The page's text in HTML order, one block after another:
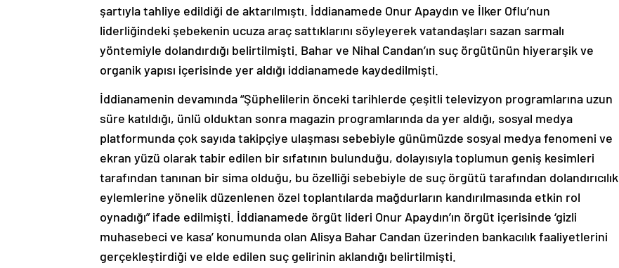
şartıyla tahliye edildiği de aktarılmıştı. İddianamede Onur Apaydın ve İlker Oflu’nun
liderliğindeki şebekenin ucuza araç sattıklarını söyleyerek vatandaşları sazan sarmalı
yöntemiyle dolandırdığı belirtilmişti. Bahar ve Nihal Candan’ın suç örgütünün hiyerarşik ve
organik yapısı içerisinde yer aldığı iddianamede kaydedilmişti.
İddianamenin devamında “Şüphelilerin önceki tarihlerde çeşitli televizyon programlarına uzun
süre katıldığı, ünlü olduktan sonra magazin programlarında da yer aldığı, sosyal medya
platformunda çok sayıda takipçiye ulaşması sebebiyle günümüzde sosyal medya fenomeni ve
ekran yüzü olarak tabir edilen bir sıfatının bulunduğu, dolayısıyla toplumun geniş kesimleri
tarafından tanınan bir sima olduğu, bu özelliği sebebiyle de suç örgütü tarafından dolandırıcılık
eylemlerine yönelik düzenlenen özel toplantılarda mağdurların kandırılmasında etkin rol
oynadığı” ifade edilmişti. İddianamede örgüt lideri Onur Apaydın’ın örgüt içerisinde ‘gizli
muhasebeci ve kasa’ konumunda olan Alisya Bahar Candan üzerinden bankacılık faaliyetlerini
gerçekleştirdiği ve elde edilen suç gelirinin aklandığı belirtilmişti.